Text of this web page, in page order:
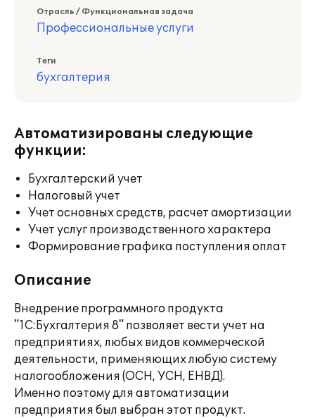
Отрасль / Функциональная задача
Профессиональные услуги
Теги
бухгалтерия
Автоматизированы следующие
функции:
Бухгалтерский учет
Налоговый учет
Учет основных средств, расчет амортизации
Учет услуг производственного характера
Формирование графика поступления оплат
Описание
Внедрение программного продукта
"1С:Бухгалтерия 8" позволяет вести учет на
предприятиях, любых видов коммерческой
деятельности, применяющих любую систему
налогообложения (ОСН, УСН, ЕНВД).
Именно поэтому для автоматизации
предприятия был выбран этот продукт.